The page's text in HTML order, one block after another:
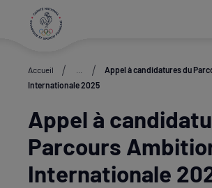
Accueil
Appel à candidatures du
Internationale 2025
Appel à
Parcours
Internationale
Paramétrer les cookies